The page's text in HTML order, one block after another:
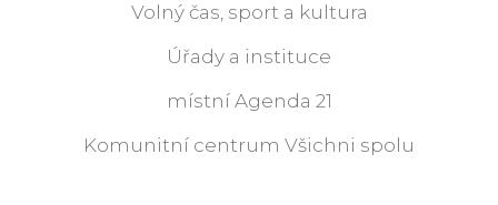
Volný čas, sport a kultura
Úřady a instituce
místní Agenda 21
Komunitní centrum Všichni spolu